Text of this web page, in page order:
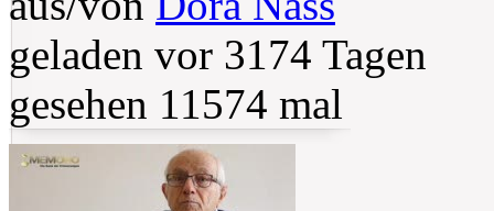
geladen vor 3174 Tagen
gesehen 11574 mal